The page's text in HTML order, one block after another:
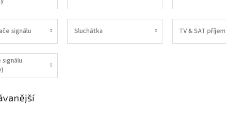
signálu Sluchátka TV & SAT příjem